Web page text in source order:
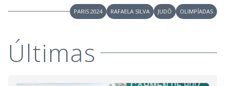
PARIS 2024 RAFAELA SILVA JUDÔ OLIMPÍADAS
Últimas